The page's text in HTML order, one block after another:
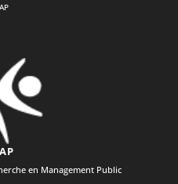
en Management Public